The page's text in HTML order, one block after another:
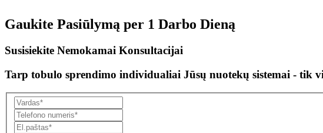
Gaukite Pasiūlymą per 1 Darbo Dieną
Susisiekite Nemokamai Konsultacijai
Tarp tobulo sprendimo individualiai Jūsų nuotekų sistemai - tik